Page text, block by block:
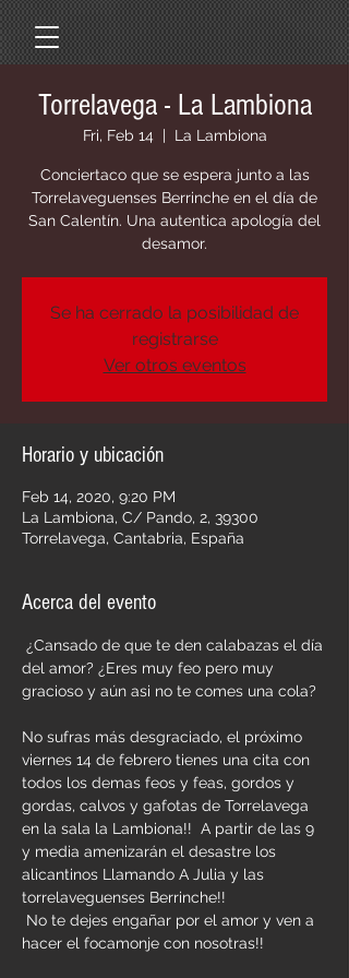
Torrelavega - La Lambiona
Fri, Feb 14
  |
La Lambiona
Conciertaco que se espera junto a las
Torrelaveguenses Berrinche en el día de
San Calentín. Una autentica apología del
desamor.
Se ha cerrado la posibilidad de
registrarse
Ver otros eventos
Horario y ubicación
Feb 14, 2020, 9:20 PM
La Lambiona, C/ Pando, 2, 39300
Torrelavega, Cantabria, España
Acerca del evento
¿Cansado de que te den calabazas el día
del amor? ¿Eres muy feo pero muy
gracioso y aún asi no te comes una cola?
No sufras más desgraciado, el próximo
viernes 14 de febrero tienes una cita con
todos los demas feos y feas, gordos y
gordas, calvos y gafotas de Torrelavega
en la sala la Lambiona!!  A partir de las 9
y media amenizarán el desastre los
alicantinos Llamando A Julia y las
torrelaveguenses Berrinche!!
No te dejes engañar por el amor y ven a
hacer el focamonje con nosotras!!